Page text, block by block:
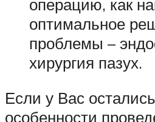
операцию, как
оптимальное
проблемы –
хирургия пазух.
Если у Вас
особенности